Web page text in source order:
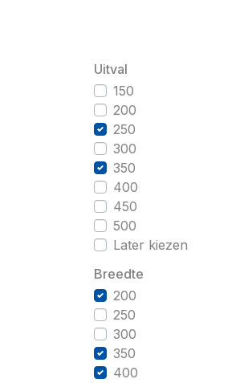
Uitval
150
200
250
300
350
400
450
500
Later kiezen
Breedte
200
250
300
350
400